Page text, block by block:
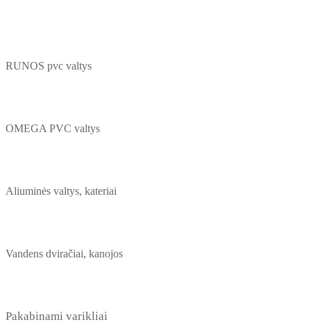
RUNOS pvc valtys
OMEGA PVC valtys
Aliuminės valtys, kateriai
Vandens dviračiai, kanojos
Pakabinami varikliai